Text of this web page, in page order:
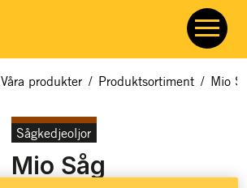
Våra produkter / Produktsortiment / Mio
Sågkedjeoljor
Mio Såg